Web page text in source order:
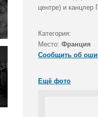
центре) и
Категория:
Место: Франция
Сообщить об
Ещё фото